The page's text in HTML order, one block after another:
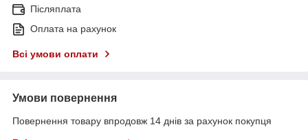
Післяплата
Оплата на рахунок
Всі умови оплати
Умови повернення
Повернення товару впродовж 14 днів за рахунок покупця